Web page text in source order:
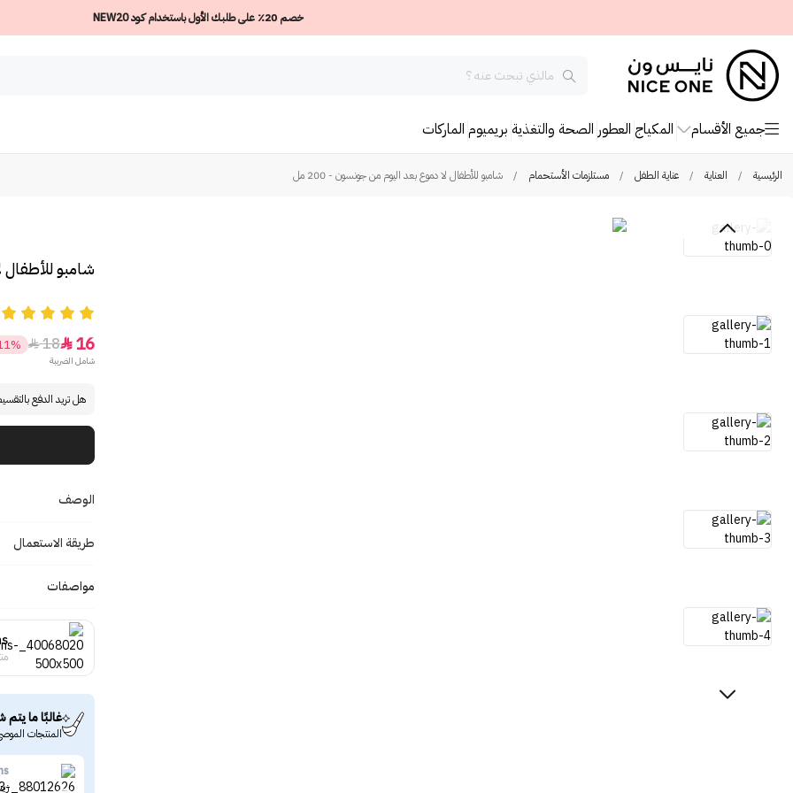
خصم 20٪ على طلبك الأول باستخدام كود NEW20
جميع الأقسام المكياج العطور الصحة والتغذية بريميوم الماركات
الرئيسية / العناية / عناية الطفل / مستلزمات الأستحمام / شامبو للأطفال لا دموع بعد اليوم من جونسون - 200 مل
شامبو للأطفال
16

18

شامل الضريبة
هل تريد الدفع
الوصف
طريقة الاستعمال
مواصفات
غالبًا ما يتم
المنتجات